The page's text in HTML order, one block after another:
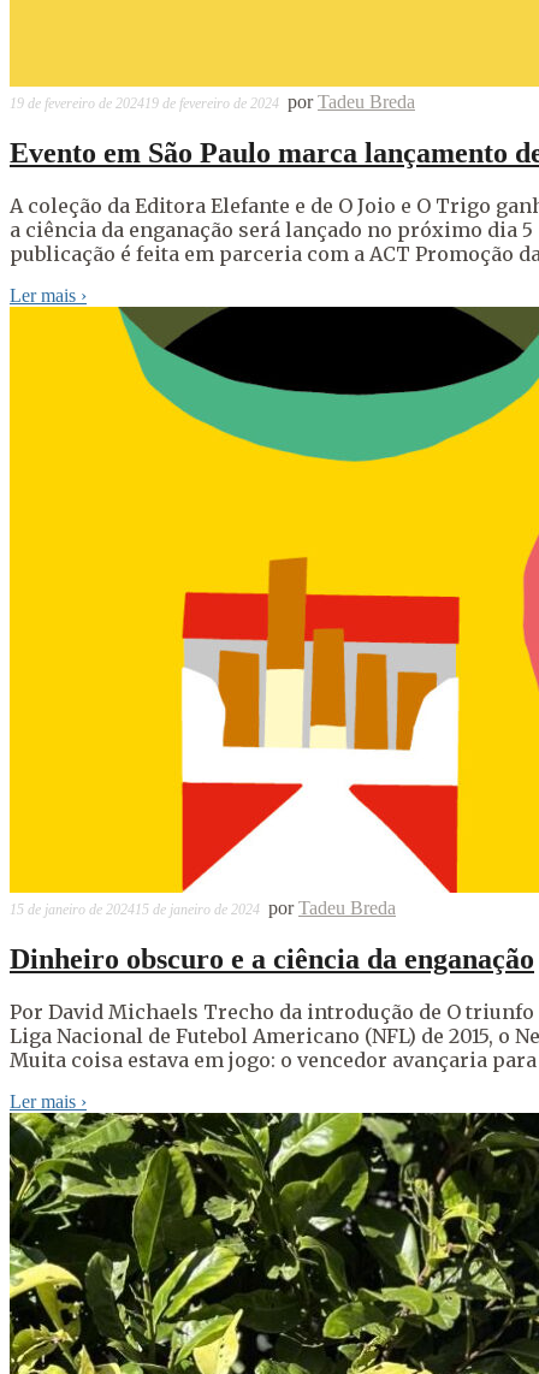
19 de fevereiro de 202419 de fevereiro de 2024 porTadeu Breda
Evento em São Paulo marca lançamento
A coleção da Editora Elefante e de O Joio e O Trigo
a ciência da enganação será lançado no próximo dia
publicação é feita em parceria com a ACT Promoção
Ler mais ›
15 de janeiro de 202415 de janeiro de 2024 porTadeu Breda
Dinheiro obscuro e a ciência da enganação
Por David Michaels Trecho da introdução de O
Liga Nacional de Futebol Americano (NFL) de 2015, o
Muita coisa estava em jogo: o vencedor avançaria
Ler mais ›